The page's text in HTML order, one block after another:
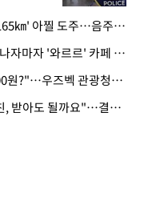
· 정차 불응하고 '시속 165㎞' 아찔 도주…음주운전자 체포
· "하마터면"…영업 끝나자마자 '와르르' 카페 테라스 덮친 대리석 외벽
· "음료 한 캔에 1만1000원?"…우즈벡 관광청까지 나섰다, 유튜버 폭로 후폭풍
· "300만원 보낸 전 남친, 받아도 될까요"…결혼 앞둔 예비신부의 뜻밖 고충